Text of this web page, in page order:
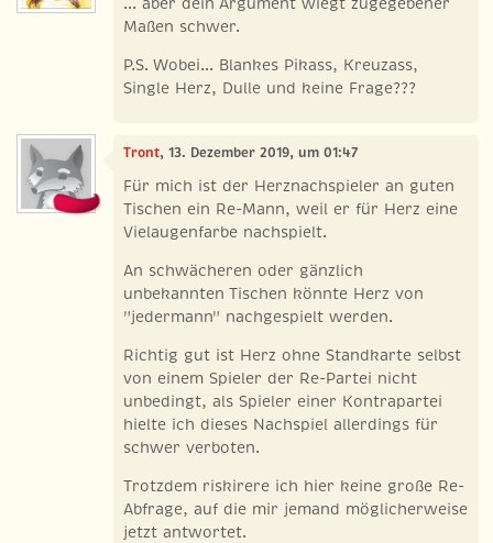
Maßen schwer.
P.S. Wobei... Blankes Pikass, Kreuzass,
Single Herz, Dulle und keine Frage???
Tront, 13. Dezember 2019, um 01:47
Für mich ist der Herznachspieler an guten
Tischen ein Re-Mann, weil er für Herz eine
Vielaugenfarbe nachspielt.
An schwächeren oder gänzlich
unbekannten Tischen könnte Herz von
"jedermann" nachgespielt werden.
Richtig gut ist Herz ohne Standkarte selbst
von einem Spieler der Re-Partei nicht
unbedingt, als Spieler einer Kontrapartei
hielte ich dieses Nachspiel allerdings für
schwer verboten.
Trotzdem riskirere ich hier keine große Re-
Abfrage, auf die mir jemand möglicherweise
jetzt antwortet.